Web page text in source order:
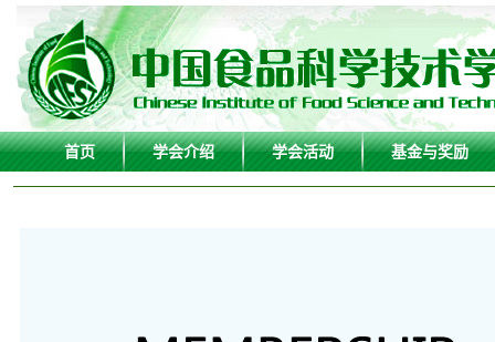
首页 学会介绍 学会活动 基金与奖励